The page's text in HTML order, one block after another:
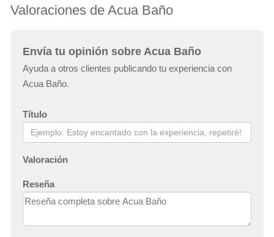
Valoraciones de Acua Baño
Envía tu opinión sobre Acua Baño
Ayuda a otros clientes publicando tu experiencia con
Acua Baño.
Título
Valoración
Reseña